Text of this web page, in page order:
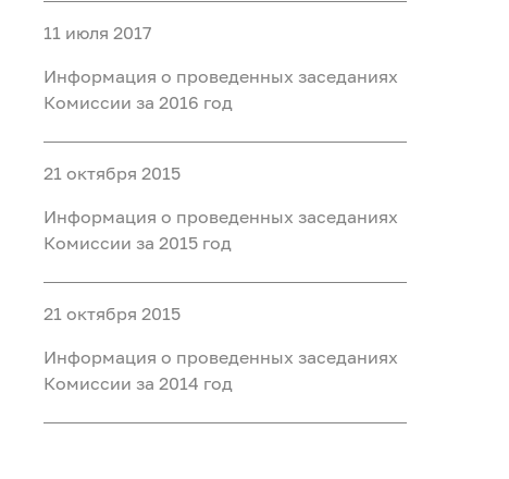
11 июля 2017
Информация о проведенных заседаниях
Комиссии за 2016 год
21 октября 2015
Информация о проведенных заседаниях
Комиссии за 2015 год
21 октября 2015
Информация о проведенных заседаниях
Комиссии за 2014 год